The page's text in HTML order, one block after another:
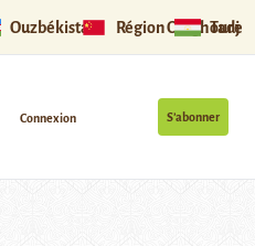
Ouzbékistan Région Ouïghoure
S’abonner
Connexion